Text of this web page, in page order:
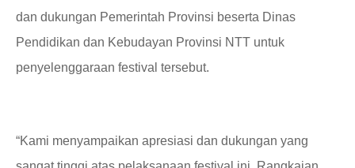
dan dukungan Pemerintah Provinsi beserta Dinas
Pendidikan dan Kebudayan Provinsi NTT untuk
penyelenggaraan festival tersebut.
“Kami menyampaikan apresiasi dan dukungan yang